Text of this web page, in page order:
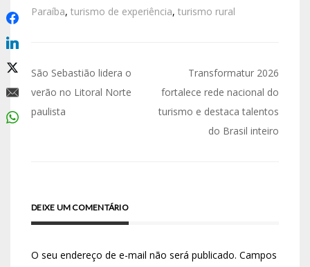
Paraíba, turismo de experiência, turismo rural
São Sebastião lidera o
verão no Litoral Norte
paulista
Transformatur 2026
fortalece rede nacional do
turismo e destaca talentos
do Brasil inteiro
DEIXE UM COMENTÁRIO
O seu endereço de e-mail não será publicado. Campos